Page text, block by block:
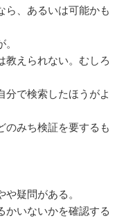
ら、あるいは可能かも
教えられない。むしろ
分で検索したほうがよ
のみち検証を要するも
疑問がある。
かいないかを確認する